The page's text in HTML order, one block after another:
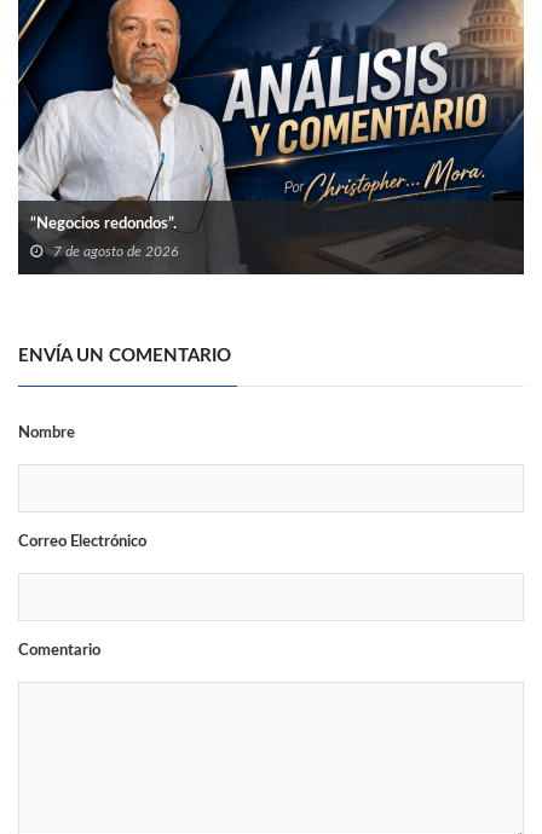
“Negocios redondos”.
7 de agosto de 2026
ENVÍA UN COMENTARIO
Nombre
Correo Electrónico
Comentario